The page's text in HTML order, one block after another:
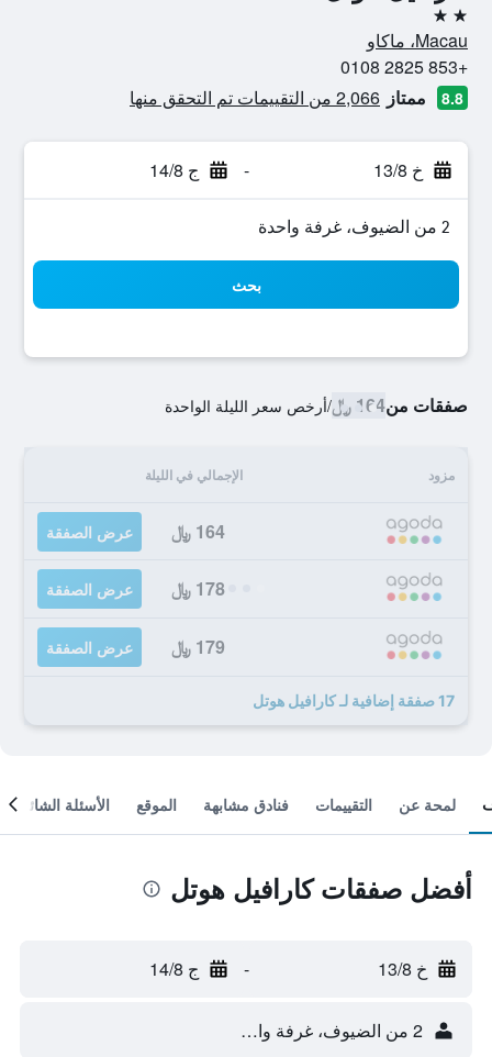
2 نجمتين
Macau، ماكاو
+853 2825 0108
8.8 ممتاز 2,066 من التقييمات تم التحقق منها
خ 13/8 - ج 14/8
2 من الضيوف، غرفة واحدة
بحث
صفقات من164 ﷼ /أرخص سعر الليلة الواحدة
مزود الإجمالي في الليلة
164 ﷼ عرض الصفقة
178 ﷼ عرض الصفقة
179 ﷼ عرض الصفقة
17 صفقة إضافية لـ كارافيل هوتل
لمحة عن التقييمات فنادق مشابهة الموقع الأسئلة الشائعة
أفضل صفقات كارافيل هوتل
خ 13/8 - ج 14/8
2 من الضيوف، غرفة واحدة